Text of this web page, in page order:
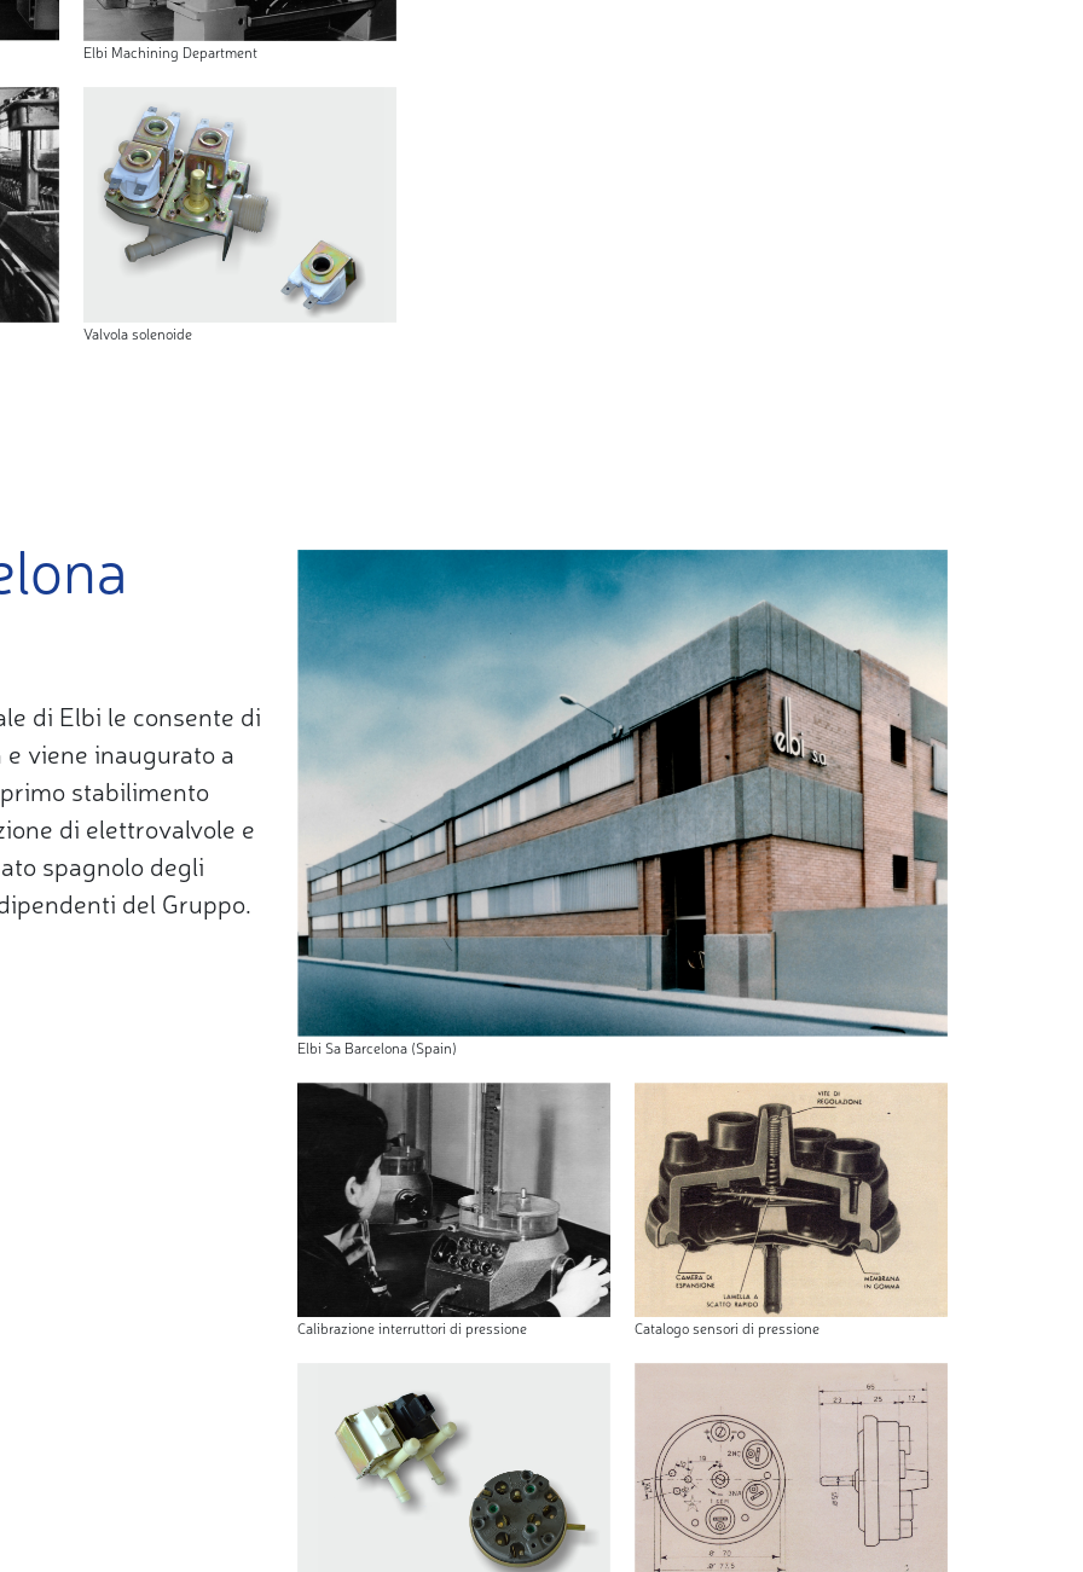
Elbi Machining Department
Valvola solenoide
di Elbi le consente di
viene inaugurato a
stabilimento
di elettrovalvole e
spagnolo degli
del Gruppo.
Elbi Sa Barcelona (Spain)
Calibrazione interruttori di pressione Catalogo sensori di pressione